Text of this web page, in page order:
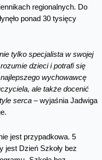
regionalnych. Do
ponad 30 tysięcy
tylko specjalista w swojej
dzieci i potrafi się
wychowawcę
ale także docenić
serca –wyjaśnia Jadwiga
jest przypadkowa. 5
jest Dzień Szkoły bez